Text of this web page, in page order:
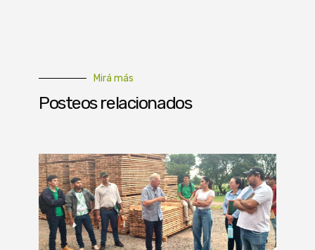
Mirá más
Posteos relacionados